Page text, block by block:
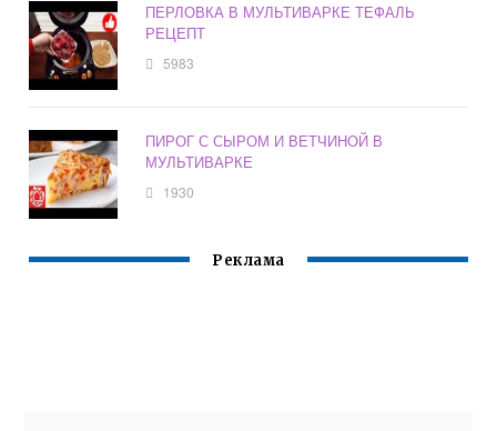
ПЕРЛОВКА В МУЛЬТИВАРКЕ ТЕФАЛЬ
РЕЦЕПТ
5983
ПИРОГ С СЫРОМ И ВЕТЧИНОЙ В
МУЛЬТИВАРКЕ
1930
Реклама